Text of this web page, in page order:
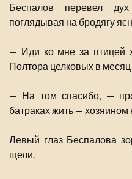
Беспалов перевел
поглядывая на бродягу
— Иди ко мне за птицей
Полтора целковых в
— На том спасибо, —
батраках жить — хозяином
Левый глаз Беспалова
щели.